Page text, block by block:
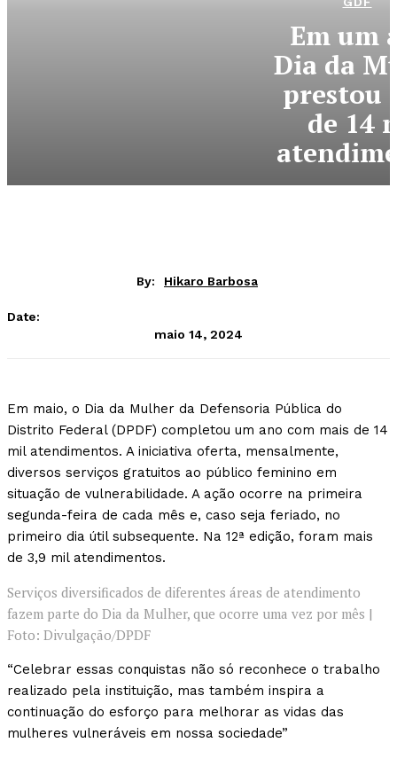
Em um
Dia da
prestou
de 14
By: Hikaro Barbosa
Date:
maio 14, 2024
Em maio, o Dia da Mulher da Defensoria Pública do
Distrito Federal (DPDF) completou um ano com mais de 14
mil atendimentos. A iniciativa oferta, mensalmente,
diversos serviços gratuitos ao público feminino em
situação de vulnerabilidade. A ação ocorre na primeira
segunda-feira de cada mês e, caso seja feriado, no
primeiro dia útil subsequente. Na 12ª edição, foram mais
de 3,9 mil atendimentos.
Serviços diversificados de diferentes áreas de atendimento
fazem parte do Dia da Mulher, que ocorre uma vez por mês |
Foto: Divulgação/DPDF
“Celebrar essas conquistas não só reconhece o trabalho
realizado pela instituição, mas também inspira a
continuação do esforço para melhorar as vidas das
mulheres vulneráveis em nossa sociedade”